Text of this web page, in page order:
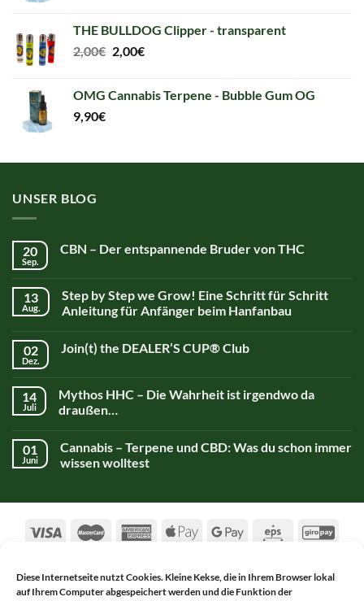
Diese Internetseite nutzt Cookies. Kleine Kekse, die in Ihrem Browser lokal
auf Ihrem Computer abgespeichert werden und die Funktion der
THE BULLDOG Clipper - transparent
2,00€ Original
2,00€.
2,00€Current
2,00€.
OMG Cannabis Terpene - Bubble Gum OG
9,90€
UNSER BLOG
20
Sep.
CBN – Der entspannende Bruder von THC
13
Aug.
Step by Step we Grow! Eine Schritt für Schritt
Anleitung für Anfänger beim Hanfanbau
02
Dez.
Join(t) the DEALER’S CUP® Club
14
Juli
Mythos HHC – Die Wahrheit ist irgendwo da
draußen…
01
Juni
Cannabis – Terpene und CBD: Was du schon immer
wissen wolltest
AGB DATENSCHUTZERKLÄRUNG